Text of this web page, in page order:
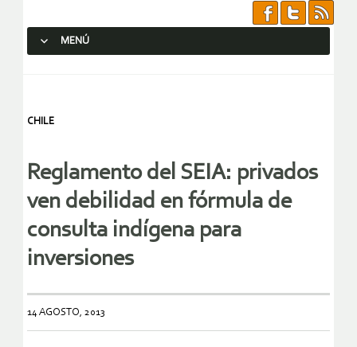
MENÚ
CHILE
Reglamento del SEIA: privados
ven debilidad en fórmula de
consulta indígena para
inversiones
14 AGOSTO, 2013